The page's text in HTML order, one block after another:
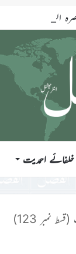
17؍جولائی 2026ء
احمدیت
نمبر 123)